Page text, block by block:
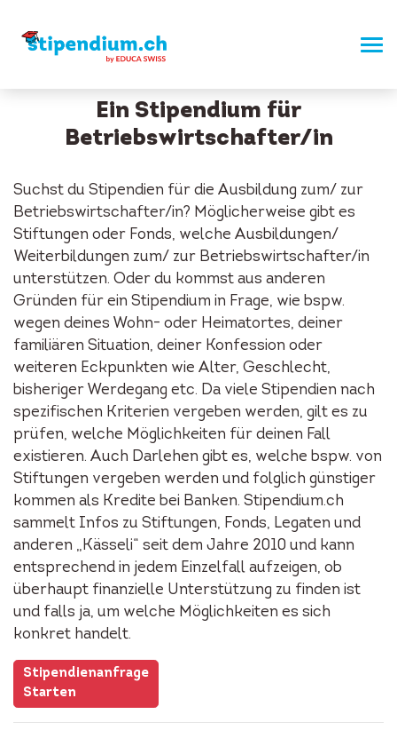
Ein Stipendium für
Betriebswirtschafter/in
Suchst du Stipendien für die Ausbildung zum/ zur
Betriebswirtschafter/in? Möglicherweise gibt es
Stiftungen oder Fonds, welche Ausbildungen/
Weiterbildungen zum/ zur Betriebswirtschafter/in
unterstützen. Oder du kommst aus anderen
Gründen für ein Stipendium in Frage, wie bspw.
wegen deines Wohn- oder Heimatortes, deiner
familiären Situation, deiner Konfession oder
weiteren Eckpunkten wie Alter, Geschlecht,
bisheriger Werdegang etc. Da viele Stipendien nach
spezifischen Kriterien vergeben werden, gilt es zu
prüfen, welche Möglichkeiten für deinen Fall
existieren. Auch Darlehen gibt es, welche bspw. von
Stiftungen vergeben werden und folglich günstiger
kommen als Kredite bei Banken. Stipendium.ch
sammelt Infos zu Stiftungen, Fonds, Legaten und
anderen „Kässeli“ seit dem Jahre 2010 und kann
entsprechend in jedem Einzelfall aufzeigen, ob
überhaupt finanzielle Unterstützung zu finden ist
und falls ja, um welche Möglichkeiten es sich
konkret handelt.
Stipendienanfrage
Starten